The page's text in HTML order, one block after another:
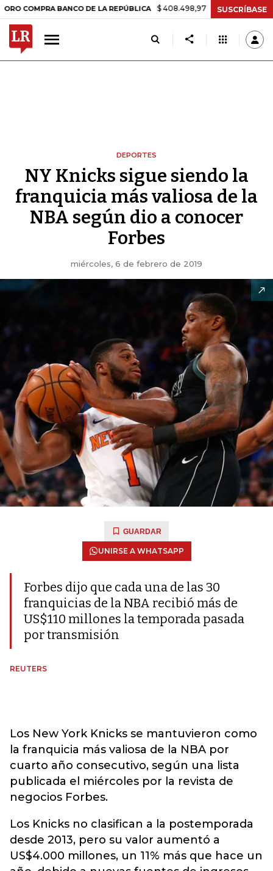
BANCO DE LA REPÚBLICA $ 408.498,97 +$ 8.753,81 +2,19%
SUSCRÍBASE
DEPORTES
NY Knicks sigue siendo la
franquicia más valiosa de la
NBA según dio a conocer
Forbes
miércoles, 6 de febrero de 2019
GUARDAR
UNIRSE A WHATSAPP
Forbes dijo que cada una de las 30
franquicias de la NBA recibió más de
US$110 millones la temporada pasada
por transmisión
REUTERS
Los New York Knicks se mantuvieron como
la franquicia más valiosa de la NBA por
cuarto año consecutivo, según una lista
publicada el miércoles por la revista de
negocios Forbes.
Los Knicks no clasifican a la postemporada
desde 2013, pero su valor aumentó a
US$4.000 millones, un 11% más que hace un